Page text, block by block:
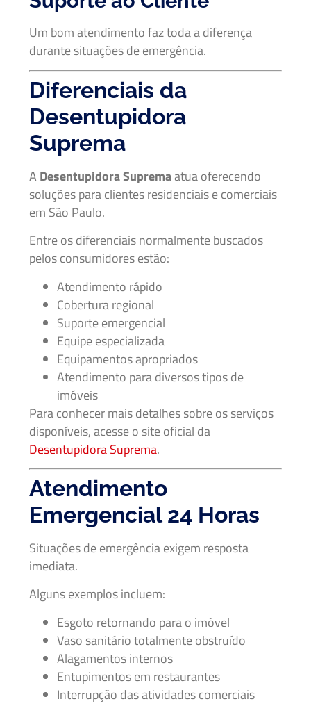
Um bom atendimento faz toda a diferença
durante situações de emergência.
Diferenciais da
Desentupidora
Suprema
A Desentupidora Supremaatua oferecendo
soluções para clientes residenciais e comerciais
em São Paulo.
Entre os diferenciais normalmente buscados
pelos consumidores estão:
Atendimento rápido
Cobertura regional
Suporte emergencial
Equipe especializada
Equipamentos apropriados
Atendimento para diversos tipos de
imóveis
Para conhecer mais detalhes sobre os serviços
disponíveis, acesse o site oficial da
Desentupidora Suprema.
Atendimento
Emergencial 24 Horas
Situações de emergência exigem resposta
imediata.
Alguns exemplos incluem:
Esgoto retornando para o imóvel
Vaso sanitário totalmente obstruído
Alagamentos internos
Entupimentos em restaurantes
Interrupção das atividades comerciais